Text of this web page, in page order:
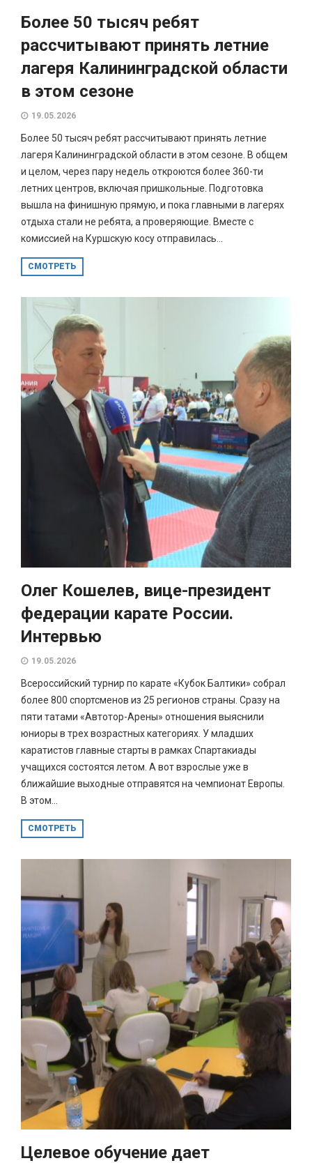
Более 50 тысяч ребят
рассчитывают принять летние
лагеря Калининградской области
в этом сезоне
19.05.2026
Более 50 тысяч ребят рассчитывают принять летние
лагеря Калининградской области в этом сезоне. В общем
и целом, через пару недель откроются более 360-ти
летних центров, включая пришкольные. Подготовка
вышла на финишную прямую, и пока главными в лагерях
отдыха стали не ребята, а проверяющие. Вместе с
комиссией на Куршскую косу отправилась...
СМОТРЕТЬ
Олег Кошелев, вице-президент
федерации карате России.
Интервью
19.05.2026
Всероссийский турнир по карате «Кубок Балтики» собрал
более 800 спортсменов из 25 регионов страны. Сразу на
пяти татами «Автотор-Арены» отношения выяснили
юниоры в трех возрастных категориях. У младших
каратистов главные старты в рамках Спартакиады
учащихся состоятся летом. А вот взрослые уже в
ближайшие выходные отправятся на чемпионат Европы.
В этом...
СМОТРЕТЬ
Целевое обучение дает